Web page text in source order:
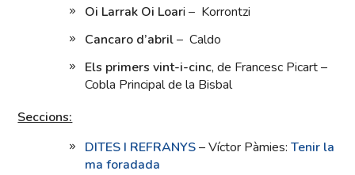
Oi Larrak Oi Loari – Korrontzi
Cancaro d’abril– Caldo
Els primers vint-i-cinc, de Francesc Picart –
Cobla Principal de la Bisbal
Seccions:
DITES I REFRANYS – Víctor Pàmies:Tenir la
ma foradada